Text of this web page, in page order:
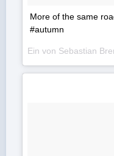
More of the same
#autumn